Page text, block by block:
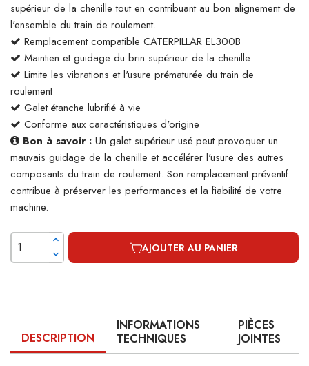
supérieur de la chenille tout en contribuant au bon alignement de
l'ensemble du train de roulement.
Remplacement compatible CATERPILLAR EL300B
Maintien et guidage du brin supérieur de la chenille
Limite les vibrations et l'usure prématurée du train de
roulement
Galet étanche lubrifié à vie
Conforme aux caractéristiques d'origine
Bon à savoir : Un galet supérieur usé peut provoquer un
mauvais guidage de la chenille et accélérer l'usure des autres
composants du train de roulement. Son remplacement préventif
contribue à préserver les performances et la fiabilité de votre
machine.
AJOUTER AU PANIER
DESCRIPTION
INFORMATIONS
TECHNIQUES
PIÈCES
JOINTES